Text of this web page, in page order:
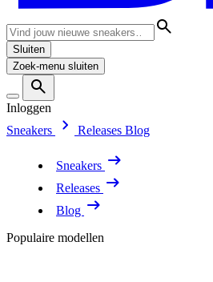
Sluiten
Zoek-menu sluiten
Inloggen
Sneakers
Releases Blog
Sneakers
Releases
Blog
Populaire modellen